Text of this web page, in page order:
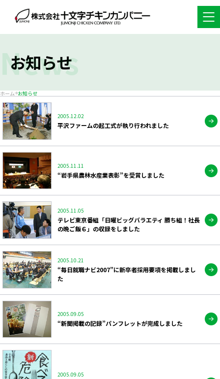
お知らせ
News
ホーム お知らせ
2005.12.02
平沢ファームの起工式が執り行われました
2005.11.11
“岩手県農林水産業表彰”を受賞しました
2005.11.05
テレビ東京番組「日曜ビッグバラエティ 勝ち組！社長
の晩ご飯６」の収録をしました
2005.10.21
“毎日就職ナビ2007”に新卒者採用要項を掲載しまし
た
2005.09.05
“新聞掲載の記録”パンフレットが完成しました
2005.09.05